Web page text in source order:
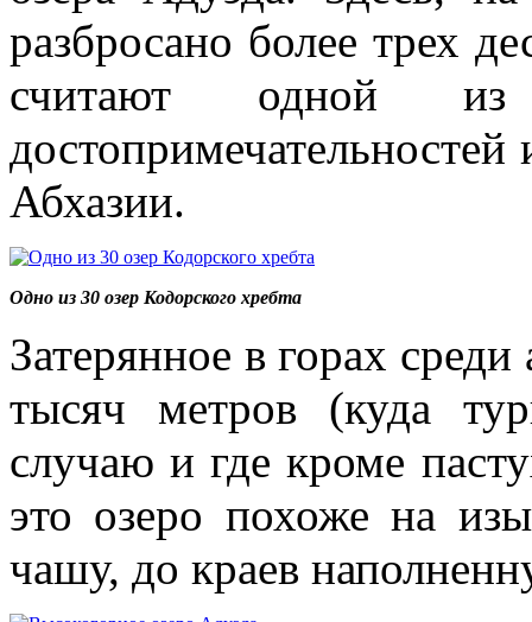
разбросано более трех
считают одной из
Абхазии.
Одно из 30 озер Кодорского хребта
Затерянное в горах
тысяч метров (куда
случаю и где кроме
это озеро похоже на
чашу, до краев